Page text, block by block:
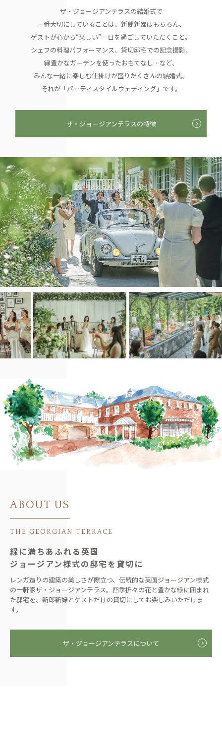
ザ・ジョージアンテラスの結婚式で
一番大切にしていることは、 新郎新婦はもちろん、
ゲストが心から“楽しい”一日を過ごしていただくこと。
シェフの料理パフォーマンス、貸切邸宅での記念撮影、
緑豊かなガーデンを使ったおもてなし…など、
みんな一緒に楽しむ仕掛けが盛りだくさんの結婚式、
それが「パーティスタイルウェディング」です。
ザ・ジョージアンテラスの特徴
ABOUT US
THE GEORGIAN TERRACE
緑に満ちあふれる英国
ジョージアン様式の邸宅を貸切に
レンガ造りの建築の美しさが際立つ、伝統的な英国ジョージアン様式
の一軒家ザ・ジョージアンテラス。四季折々の花と豊かな緑に囲まれ
た邸宅を、新郎新婦とゲストだけの貸切にしてお楽しみいただけま
す。
ザ・ジョージアンテラスについて